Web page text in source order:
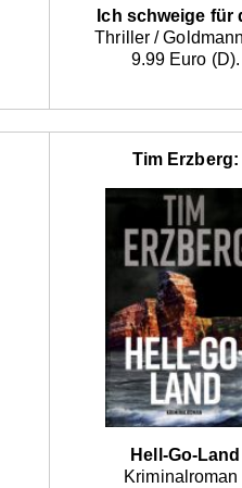
Ich schweige für
Thriller /
9.99 Euro (D).
Tim Erzberg:
Hell-Go-Land
Kriminalroman